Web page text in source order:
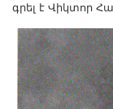
գրել է Վիկտոր